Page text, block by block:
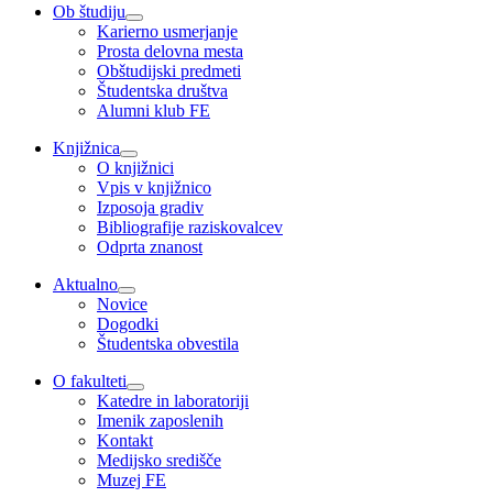
Ob študiju
Karierno usmerjanje
Prosta delovna mesta
Obštudijski predmeti
Študentska društva
Alumni klub FE
Knjižnica
O knjižnici
Vpis v knjižnico
Izposoja gradiv
Bibliografije raziskovalcev
Odprta znanost
Aktualno
Novice
Dogodki
Študentska obvestila
O fakulteti
Katedre in laboratoriji
Imenik zaposlenih
Kontakt
Medijsko središče
Muzej FE